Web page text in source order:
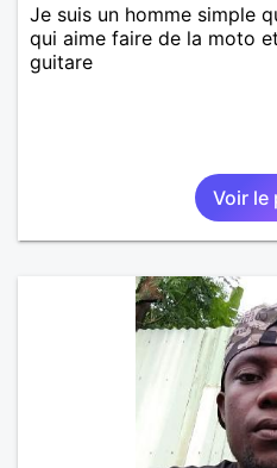
Je suis un homme simple
qui aime faire de la moto
guitare
Voir le